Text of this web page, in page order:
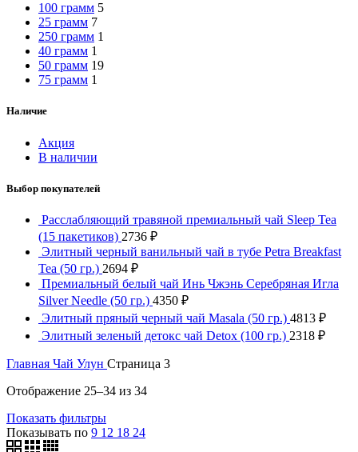
100 грамм 5
25 грамм 7
250 грамм 1
40 грамм 1
50 грамм 19
75 грамм 1
Наличие
Акция
В наличии
Выбор покупателей
Расслабляющий травяной премиальный чай Sleep Tea
(15 пакетиков) 2736 ₽
Элитный черный ванильный чай в тубе Petra Breakfast
Tea (50 гр.) 2694 ₽
Премиальный белый чай Инь Чжэнь Серебряная Игла
Silver Needle (50 гр.) 4350 ₽
Элитный пряный черный чай Masala (50 гр.) 4813 ₽
Элитный зеленый детокс чай Detox (100 гр.) 2318 ₽
Главная Чай Улун Страница 3
Отображение 25–34 из 34
Показать фильтры
Показывать по 9 12 18 24